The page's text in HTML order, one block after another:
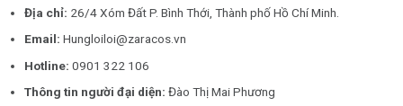
Địa chỉ: 26/4 Xóm Đất P. Bình Thới, Thành phố Hồ Chí Minh.
Email:Hungloiloi@zaracos.vn
Hotline:0901 322 106
Thông tin người đại diện:Đào Thị Mai Phương